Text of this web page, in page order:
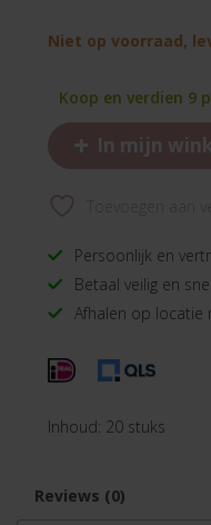
Niet op voorraad,
Koop en verdien 9
+ In mijn
Persoonlijk en
Betaal veilig en snel
Afhalen op locatie
Inhoud: 20 stuks
Reviews (0)